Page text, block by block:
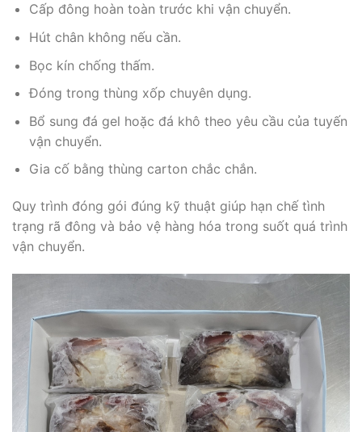
Cấp đông hoàn toàn trước khi vận chuyển.
Hút chân không nếu cần.
Bọc kín chống thấm.
Đóng trong thùng xốp chuyên dụng.
Bổ sung đá gel hoặc đá khô theo yêu cầu của tuyến
vận chuyển.
Gia cố bằng thùng carton chắc chắn.
Quy trình đóng gói đúng kỹ thuật giúp hạn chế tình
trạng rã đông và bảo vệ hàng hóa trong suốt quá trình
vận chuyển.